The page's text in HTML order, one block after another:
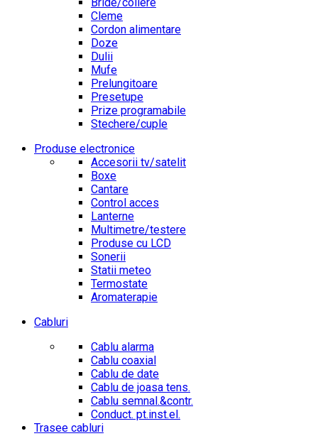
Cleme
Cordon alimentare
Doze
Dulii
Mufe
Prelungitoare
Presetupe
Prize programabile
Stechere/cuple
Produse electronice
Accesorii tv/satelit
Boxe
Cantare
Control acces
Lanterne
Multimetre/testere
Produse cu LCD
Sonerii
Statii meteo
Termostate
Aromaterapie
Cabluri
Cablu alarma
Cablu coaxial
Cablu de date
Cablu de joasa tens.
Cablu semnal.&contr.
Conduct. pt.inst.el.
Trasee cabluri